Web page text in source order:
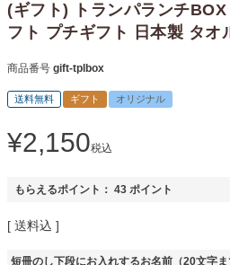
(ギフト) トランパランチ
フト プチギフト 日本製 タオ
商品番号 gift-tplbox
送料無料 ギフト オリジナル
¥2,150税込
もらえるポイント： 43 ポイント
送料込
短冊のし下段にお入れするお名前（20文字ま